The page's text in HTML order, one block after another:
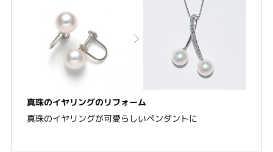
真珠のイヤリングのリフォーム
真珠のイヤリングが可愛らしいペンダントに